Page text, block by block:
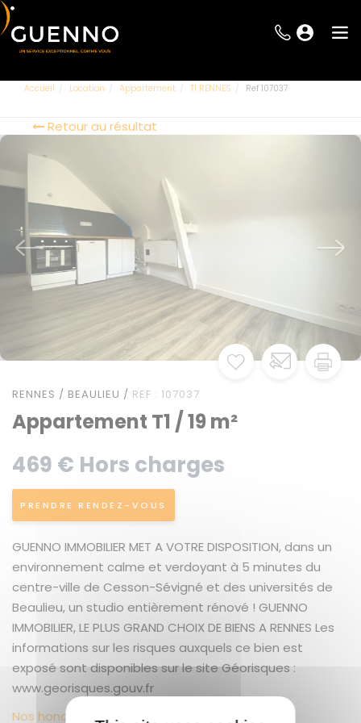
Accueil Location Appartement T1 RENNES Ref 107037
Retour au résultat
RENNES / BEAULIEU / REF : 107037
Appartement T1 / 19 m²
469 € Hors charges
PRENDRE RENDEZ-VOUS
GUENNO IMMOBILIER MET A VOTRE DISPOSITION, dans un
environnement calme et verdoyant à 5 minutes du
centre-ville de Cesson-Sévigné et des universités de
Beaulieu, un studio entièrement rénové ! GUENNO
IMMOBILIER, LE PLUS GRAND CHOIX DE BIENS A RENNES Les
informations sur les risques auxquels ce bien est
exposé sont disponibles sur le site Géorisques :
www.georisques.gouv.fr
Nos honoraires